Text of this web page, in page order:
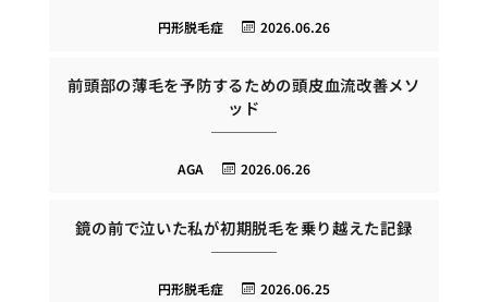
2026.06.26
円形脱毛症
前頭部の薄毛を予防するための頭皮血流改善メソ
ッド
2026.06.26
AGA
鏡の前で泣いた私が初期脱毛を乗り越えた記録
2026.06.25
円形脱毛症